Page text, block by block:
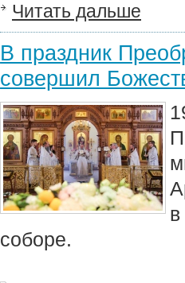
Читать дальше
В праздник
совершил
соборе.